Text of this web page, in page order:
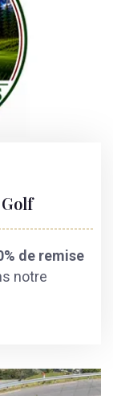
de remise
notre